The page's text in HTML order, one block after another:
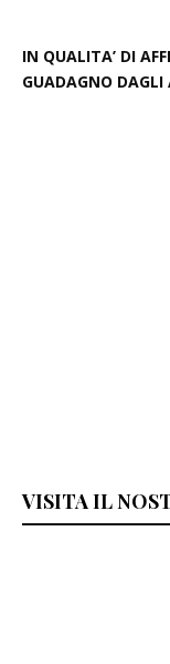
IN QUALITA’ DI
GUADAGNO
VISITA IL